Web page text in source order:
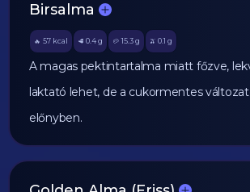
Birsalma
🔥 57 kcal 🥩 0.4g 🥔 15.3 g 🫒 0.1 g
A magas pektintartalma miatt főzve,
laktató lehet, de a cukormentes
előnyben.